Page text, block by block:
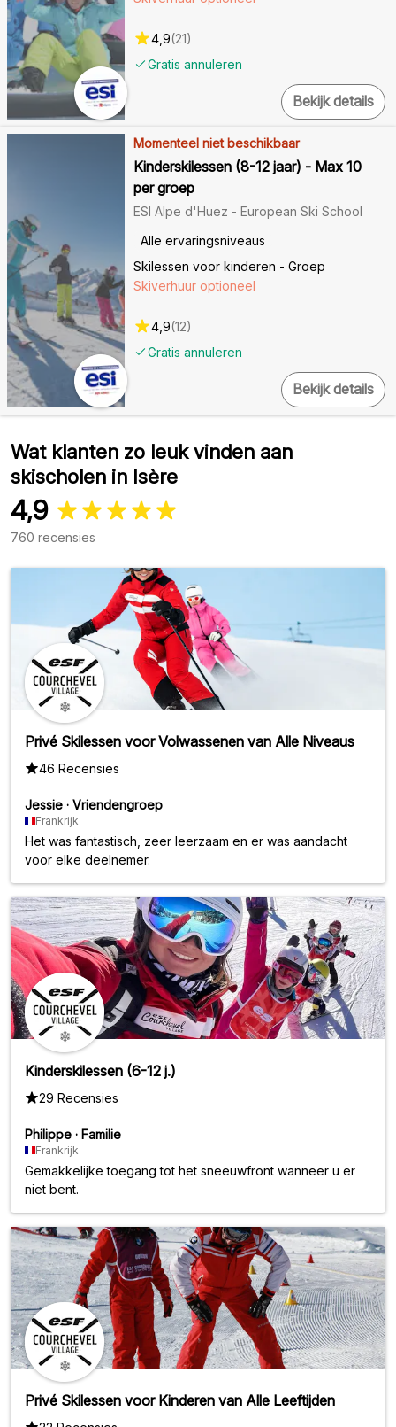
Gratis annuleren
4,9(21)
Bekijk details
Momenteel niet beschikbaar
Kinderskilessen (8-12 jaar) - Max 10
per groep
ESI Alpe d'Huez - European Ski School
Skilessen voor kinderen - Groep
Alle ervaringsniveaus
Gratis annuleren
Skiverhuur optioneel
4,9(12)
Bekijk details
Wat klanten zo leuk vinden aan
skischolen in Isère
4,9
760 recensies
Privé Skilessen voor Volwassenen van Alle Niveaus
46 Recensies
Jessie · Vriendengroep
Frankrijk
Het was fantastisch, zeer leerzaam en er was aandacht
voor elke deelnemer.
Kinderskilessen (6-12 j.)
29 Recensies
Philippe · Familie
Frankrijk
Gemakkelijke toegang tot het sneeuwfront wanneer u er
niet bent.
Privé Skilessen voor Kinderen van Alle Leeftijden